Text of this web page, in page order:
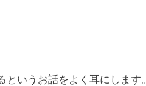
いうお話をよく耳にします。